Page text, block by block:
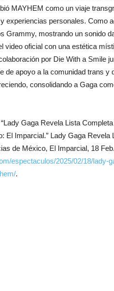
MAYHEM como un viaje
experiencias personales. Como
Grammy, mostrando un sonido
video oficial con una estética
por Die With a Smile
de apoyo a la comunidad trans
consolidando a Gaga
Gaga Revela Lista
El Imparcial.” Lady Gaga
de México, El Imparcial, 18
espectaculos/2025/02/18/lady-
.